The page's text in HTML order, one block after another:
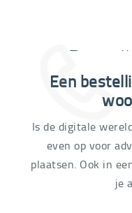
03
Een
Is de digitale
even op voor
plaatsen. Ook in
je